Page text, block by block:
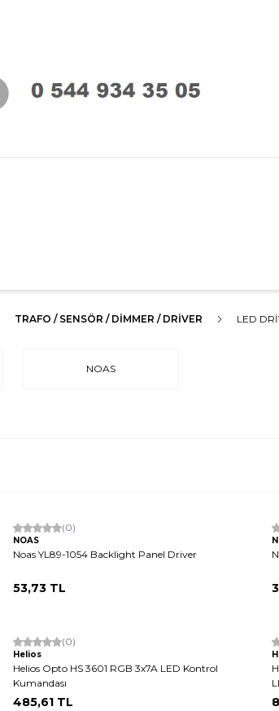
TRAFO / SENSÖR / DİMMER / DRİVER LED
NOAS
(0)
NOAS
Noas YL89-1054 Backlight Panel Driver
53,73 TL
(0)
Helios
Helios Opto HS 3601 RGB 3x7A LED Kontrol
Kumandası
485,61 TL